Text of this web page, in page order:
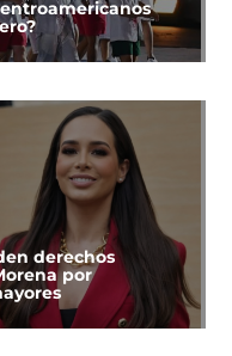
derechos
por